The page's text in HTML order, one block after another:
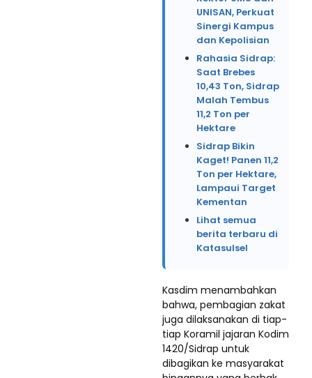
UNISAN, Perkuat
Sinergi Kampus
dan Kepolisian
Rahasia Sidrap:
Saat Brebes
10,43 Ton, Sidrap
Malah Tembus
11,2 Ton per
Hektare
Sidrap Bikin
Kaget! Panen 11,2
Ton per Hektare,
Lampaui Target
Kementan
Lihat semua
berita terbaru di
Katasulsel
Kasdim menambahkan
bahwa, pembagian zakat
juga dilaksanakan di tiap-
tiap Koramil jajaran Kodim
1420/Sidrap untuk
dibagikan ke masyarakat